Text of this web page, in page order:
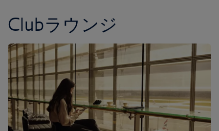
Clubラウンジ